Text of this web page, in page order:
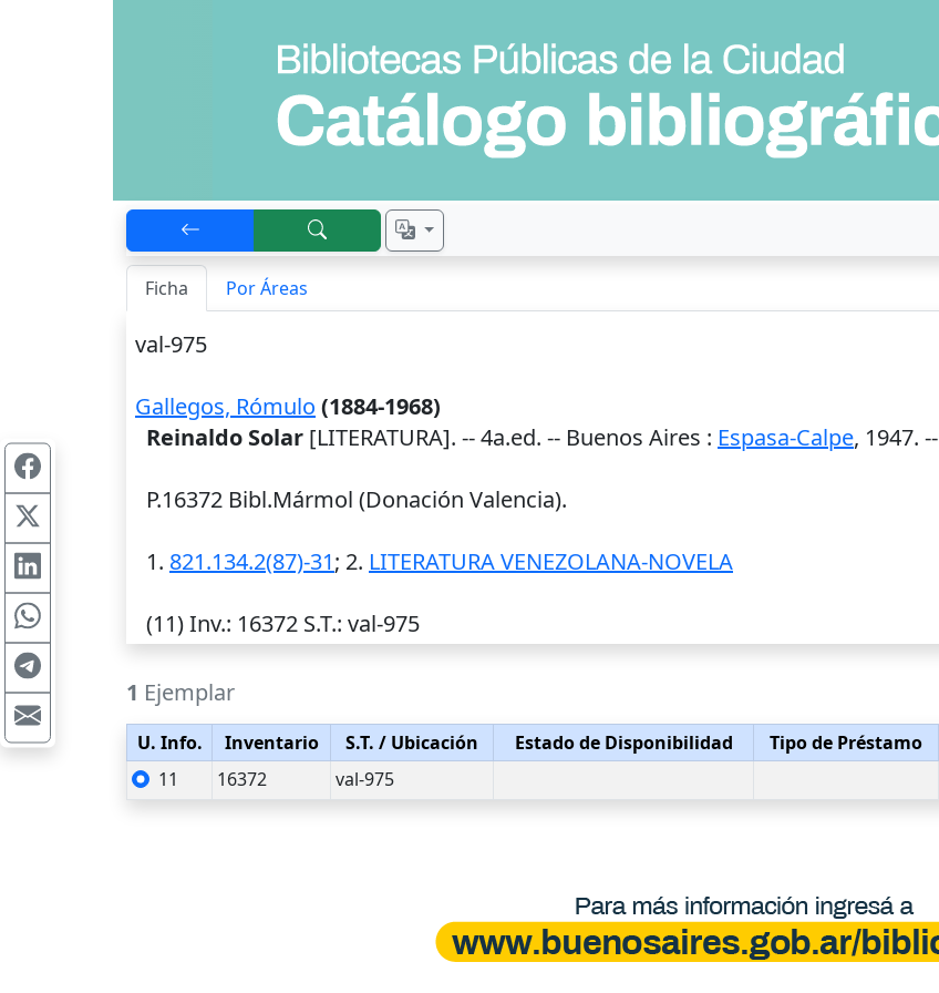
Ficha Por Áreas
val-975
Gallegos, Rómulo (1884-1968)
Reinaldo Solar [LITERATURA]. -- 4a.ed. -- Buenos Aires : Espasa-Calpe, 1947. --
P.16372 Bibl.Mármol (Donación Valencia).
1. 821.134.2(87)-31; 2. LITERATURA VENEZOLANA-NOVELA
(11)Inv.: 16372 S.T.: val-975
1 Ejemplar
U. Info. Inventario S.T. / Ubicación Estado de Disponibilidad Tipo de Préstamo
11
16372 val-975